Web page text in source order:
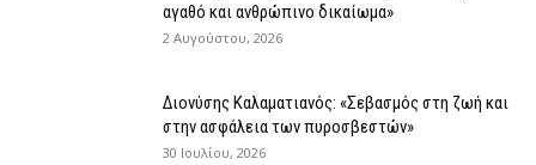
αγαθό και ανθρώπινο δικαίωμα»
2 Αυγούστου, 2026
Διονύσης Καλαματιανός: «Σεβασμός στη ζωή και
στην ασφάλεια των πυροσβεστών»
30 Ιουλίου, 2026